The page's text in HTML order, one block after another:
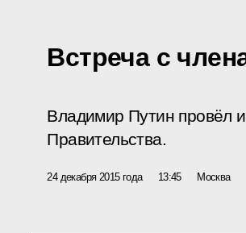
Встреча с
Владимир Путин провёл
Правительства.
24 декабря 2015 года 13:45 Москва